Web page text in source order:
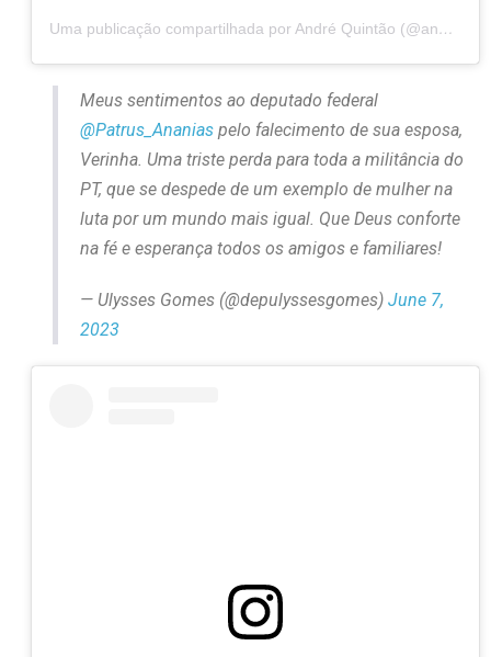
Uma publicação compartilhada por André Quintão (@andrequintaopt)
Meus sentimentos ao deputado federal
@Patrus_Ananiaspelo falecimento de sua esposa,
Verinha. Uma triste perda para toda a militância do
PT, que se despede de um exemplo de mulher na
luta por um mundo mais igual. Que Deus conforte
na fé e esperança todos os amigos e familiares!
— Ulysses Gomes (@depulyssesgomes) June 7,
2023